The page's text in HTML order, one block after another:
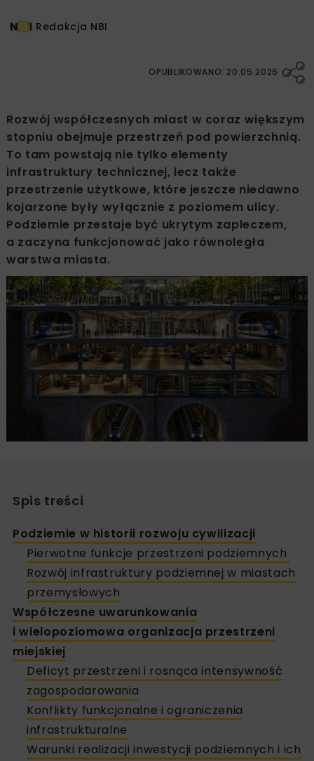
Redakcja NBI
OPUBLIKOWANO: 20.05.2026
Rozwój współczesnych miast w coraz większym
stopniu obejmuje przestrzeń pod powierzchnią.
To tam powstają nie tylko elementy
infrastruktury technicznej, lecz także
przestrzenie użytkowe, które jeszcze niedawno
kojarzone były wyłącznie z poziomem ulicy.
Podziemie przestaje być ukrytym zapleczem,
a zaczyna funkcjonować jako równoległa
warstwa miasta.
Spis treści
Podziemie w historii rozwoju cywilizacji
Pierwotne funkcje przestrzeni podziemnych
Rozwój infrastruktury podziemnej w miastach
przemysłowych
Współczesne uwarunkowania
i wielopoziomowa organizacja przestrzeni
miejskiej
Deficyt przestrzeni i rosnąca intensywność
zagospodarowania
Konflikty funkcjonalne i ograniczenia
infrastrukturalne
Warunki realizacji inwestycji podziemnych i ich